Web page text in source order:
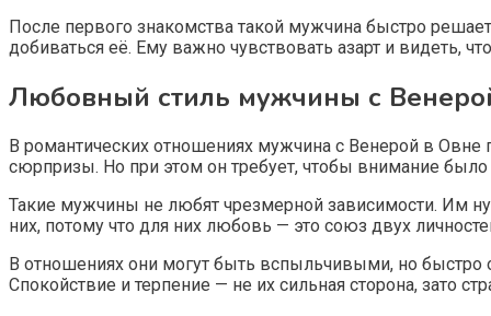
После первого знакомства такой мужчина быстро
добиваться её. Ему важно чувствовать азарт и видеть,
Любовный стиль мужчины с
В романтических отношениях мужчина с Венерой в Овне
сюрпризы. Но при этом он требует, чтобы внимание
Такие мужчины не любят чрезмерной зависимости. Им
них, потому что для них любовь — это союз двух
В отношениях они могут быть вспыльчивыми, но
Спокойствие и терпение — не их сильная сторона, зато